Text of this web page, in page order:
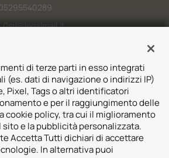
di terze parti in esso integrati
(es. dati di navigazione o indirizzi IP)
Pixel, Tags o altri identificatori
e per il raggiungimento delle
cookie policy, tra cui il miglioramento
e la pubblicità personalizzata.
Accetta Tutti dichiari di accettare
In alternativa puoi